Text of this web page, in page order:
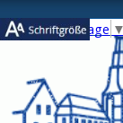
Select Language ▼